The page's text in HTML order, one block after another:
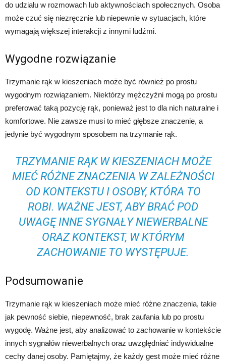
do udziału w rozmowach lub aktywnościach społecznych. Osoba
może czuć się niezręcznie lub niepewnie w sytuacjach, które
wymagają większej interakcji z innymi ludźmi.
Wygodne rozwiązanie
Trzymanie rąk w kieszeniach może być również po prostu
wygodnym rozwiązaniem. Niektórzy mężczyźni mogą po prostu
preferować taką pozycję rąk, ponieważ jest to dla nich naturalne i
komfortowe. Nie zawsze musi to mieć głębsze znaczenie, a
jedynie być wygodnym sposobem na trzymanie rąk.
TRZYMANIE RĄK W KIESZENIACH MOŻE
MIEĆ RÓŻNE ZNACZENIA W ZALEŻNOŚCI
OD KONTEKSTU I OSOBY, KTÓRA TO
ROBI. WAŻNE JEST, ABY BRAĆ POD
UWAGĘ INNE SYGNAŁY NIEWERBALNE
ORAZ KONTEKST, W KTÓRYM
ZACHOWANIE TO WYSTĘPUJE.
Podsumowanie
Trzymanie rąk w kieszeniach może mieć różne znaczenia, takie
jak pewność siebie, niepewność, brak zaufania lub po prostu
wygodę. Ważne jest, aby analizować to zachowanie w kontekście
innych sygnałów niewerbalnych oraz uwzględniać indywidualne
cechy danej osoby. Pamiętajmy, że każdy gest może mieć różne